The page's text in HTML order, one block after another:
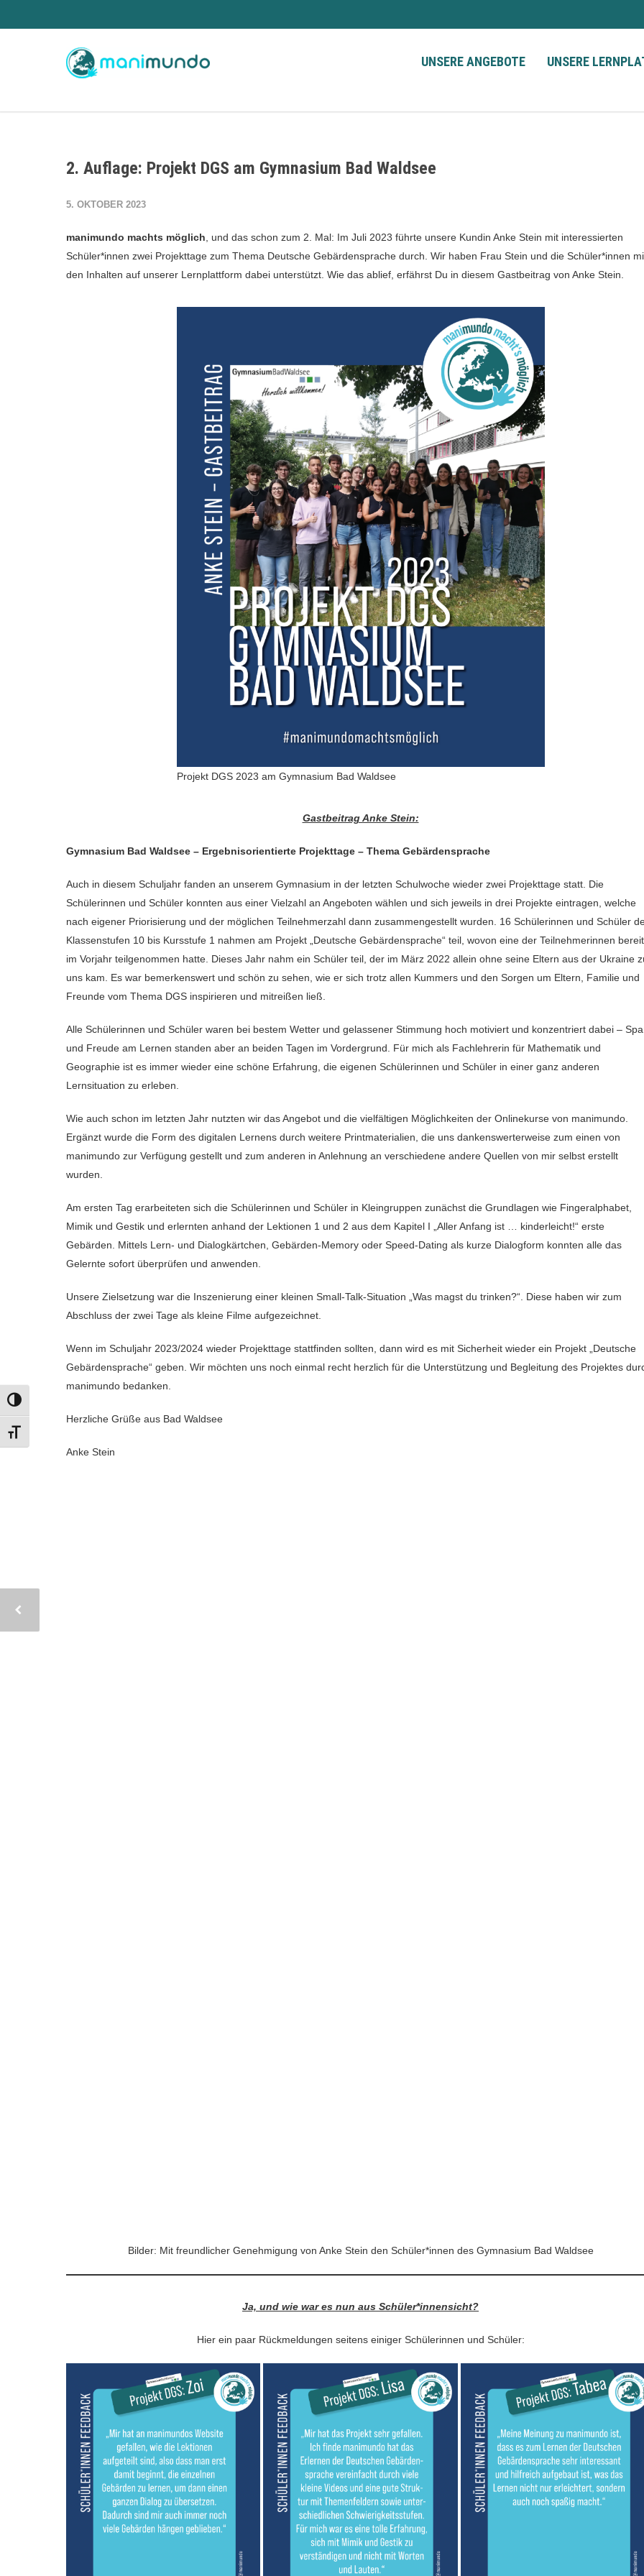
UMSCHALTEN AUF HOHE KONTRASTE
SCHRIFT VERGRÖSSERN
UNSERE ANGEBOTE UNSERE
2. Auflage: Projekt DGS am Gymnasium Bad Waldsee
5. OKTOBER 2023
manimundo machts möglich , und das schon zum 2. Mal: Im Juli 2023 führte unsere Kundin Anke Stein mit interessierten
Schüler*innen zwei Projekttage zum Thema Deutsche Gebärdensprache durch. Wir haben Frau Stein und die Schüler*innen
den Inhalten auf unserer Lernplattform dabei unterstützt. Wie das ablief, erfährst Du in diesem Gastbeitrag von Anke Stein.
Projekt DGS 2023 am Gymnasium Bad Waldsee
Gastbeitrag Anke Stein:
Gymnasium Bad Waldsee – Ergebnisorientierte Projekttage – Thema Gebärdensprache
Auch in diesem Schuljahr fanden an unserem Gymnasium in der letzten Schulwoche wieder zwei Projekttage statt. Die
Schülerinnen und Schüler konnten aus einer Vielzahl an Angeboten wählen und sich jeweils in drei Projekte eintragen, welche
nach eigener Priorisierung und der möglichen Teilnehmerzahl dann zusammengestellt wurden. 16 Schülerinnen und Schüler
Klassenstufen 10 bis Kursstufe 1 nahmen am Projekt „Deutsche Gebärdensprache“ teil, wovon eine der Teilnehmerinnen
im Vorjahr teilgenommen hatte. Dieses Jahr nahm ein Schüler teil, der im März 2022 allein ohne seine Eltern aus der Ukraine
uns kam. Es war bemerkenswert und schön zu sehen, wie er sich trotz allen Kummers und den Sorgen um Eltern, Familie und
Freunde vom Thema DGS inspirieren und mitreißen ließ.
Alle Schülerinnen und Schüler waren bei bestem Wetter und gelassener Stimmung hoch motiviert und konzentriert dabei –
und Freude am Lernen standen aber an beiden Tagen im Vordergrund. Für mich als Fachlehrerin für Mathematik und
Geographie ist es immer wieder eine schöne Erfahrung, die eigenen Schülerinnen und Schüler in einer ganz anderen
Lernsituation zu erleben.
Wie auch schon im letzten Jahr nutzten wir das Angebot und die vielfältigen Möglichkeiten der Onlinekurse von manimundo.
Ergänzt wurde die Form des digitalen Lernens durch weitere Printmaterialien, die uns dankenswerterweise zum einen von
manimundo zur Verfügung gestellt und zum anderen in Anlehnung an verschiedene andere Quellen von mir selbst erstellt
wurden.
Am ersten Tag erarbeiteten sich die Schülerinnen und Schüler in Kleingruppen zunächst die Grundlagen wie Fingeralphabet,
Mimik und Gestik und erlernten anhand der Lektionen 1 und 2 aus dem Kapitel I „Aller Anfang ist … kinderleicht!“ erste
Gebärden. Mittels Lern- und Dialogkärtchen, Gebärden-Memory oder Speed-Dating als kurze Dialogform konnten alle das
Gelernte sofort überprüfen und anwenden.
Unsere Zielsetzung war die Inszenierung einer kleinen Small-Talk-Situation „Was magst du trinken?“. Diese haben wir zum
Abschluss der zwei Tage als kleine Filme aufgezeichnet.
Wenn im Schuljahr 2023/2024 wieder Projekttage stattfinden sollten, dann wird es mit Sicherheit wieder ein Projekt „Deutsche
Gebärdensprache“ geben. Wir möchten uns noch einmal recht herzlich für die Unterstützung und Begleitung des Projektes
manimundo bedanken.
Herzliche Grüße aus Bad Waldsee
Anke Stein
Bilder: Mit freundlicher Genehmigung von Anke Stein den Schüler*innen des Gymnasium Bad Waldsee
Ja, und wie war es nun aus Schüler*innensicht?
Hier ein paar Rückmeldungen seitens einiger Schülerinnen und Schüler: